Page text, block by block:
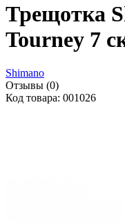
Трещотка
Tourney 7
Shimano
Отзывы (0)
Код товара: 001026